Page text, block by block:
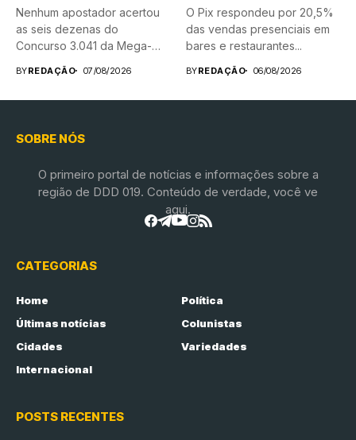
Nenhum apostador acertou
as seis dezenas do
Concurso 3.041 da Mega-
BYREDAÇÃO 07/08/2026
O Pix respondeu por 20,5%
das vendas presenciais em
bares e restaurantes...
BYREDAÇÃO 06/08/2026
SOBRE NÓS
O primeiro portal de notícias e informações sobre a
região de DDD 019. Conteúdo de verdade, você ve
aqui.
CATEGORIAS
Home
Política
Últimas notícias
Colunistas
Cidades
Variedades
Internacional
POSTS RECENTES